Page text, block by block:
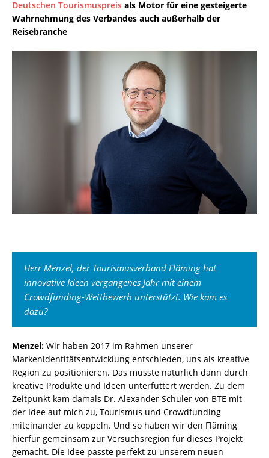
Deutschen Tourismuspreis als Motor für eine gesteigerte
Wahrnehmung des Verbandes auch außerhalb der
Reisebranche
Herr Menzel, der Tourismusverband Fläming hat
innovative Ideen vergangenes Jahr mit einem
Crowdfunding-Wettbewerb unterstützt. Wie kam es
dazu?
Menzel: Wir haben 2017 im Rahmen unserer
Markenidentitätsentwicklung entschieden, uns als kreative
Region zu positionieren. Das musste natürlich dann durch
kreative Produkte und Ideen unterfüttert werden. Zu dem
Zeitpunkt kam damals Dr. Alexander Schuler von BTE mit
der Idee auf mich zu, Tourismus und Crowdfunding
miteinander zu koppeln. Und so haben wir den Fläming
hierfür gemeinsam zur Versuchsregion für dieses Projekt
gemacht. Die Idee passte perfekt zu unserem neuen